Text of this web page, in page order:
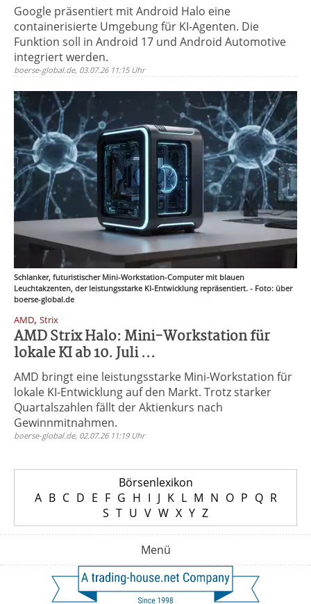
Google präsentiert mit Android Halo eine
containerisierte Umgebung für KI-Agenten. Die
Funktion soll in Android 17 und Android Automotive
integriert werden.
boerse-global.de, 03.07.26 11:15 Uhr
Schlanker, futuristischer Mini-Workstation-Computer mit blauen
Leuchtakzenten, der leistungsstarke KI-Entwicklung repräsentiert. - Foto: über
boerse-global.de
AMD, Strix
AMD Strix Halo: Mini-Workstation für
lokale KI ab 10. Juli ...
AMD bringt eine leistungsstarke Mini-Workstation für
lokale KI-Entwicklung auf den Markt. Trotz starker
Quartalszahlen fällt der Aktienkurs nach
Gewinnmitnahmen.
boerse-global.de, 02.07.26 11:19 Uhr
Börsenlexikon
A B C D E F G H I J K L M N O P Q R
S T U V W X Y Z
Menü